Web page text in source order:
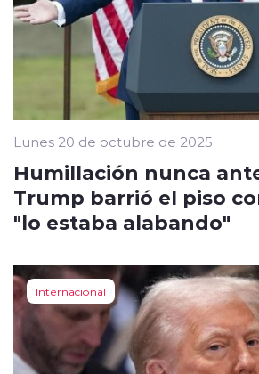
Lunes 20 de octubre de 2025
Humillación nunca
Trump barrió el piso
"lo estaba alabando"
Internacional